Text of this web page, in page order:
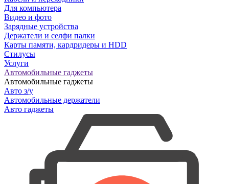
Для компьютера
Видео и фото
Зарядные устройства
Держатели и селфи палки
Карты памяти, кардридеры и HDD
Стилусы
Услуги
Автомобильные гаджеты
Автомобильные гаджеты
Авто з/у
Автомобильные держатели
Авто гаджеты